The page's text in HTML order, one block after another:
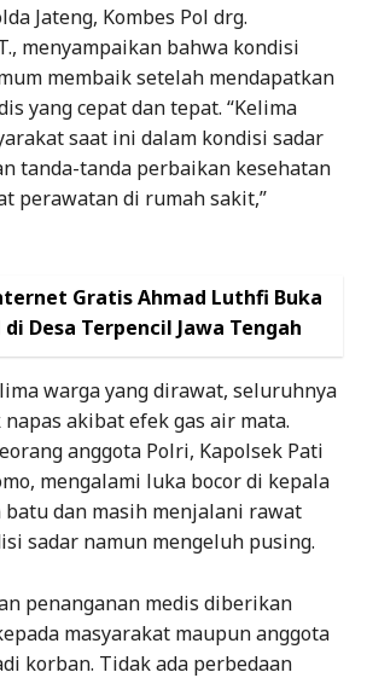
Jateng, Kombes Pol drg.
menyampaikan bahwa kondisi
membaik setelah mendapatkan
yang cepat dan tepat. “Kelima
saat ini dalam kondisi sadar
tanda-tanda perbaikan kesehatan
perawatan di rumah sakit,”
Gratis Ahmad Luthfi Buka
Desa Terpencil Jawa Tengah
warga yang dirawat, seluruhnya
akibat efek gas air mata.
anggota Polri, Kapolsek Pati
mengalami luka bocor di kepala
dan masih menjalani rawat
sadar namun mengeluh pusing.
penanganan medis diberikan
masyarakat maupun anggota
korban. Tidak ada perbedaan